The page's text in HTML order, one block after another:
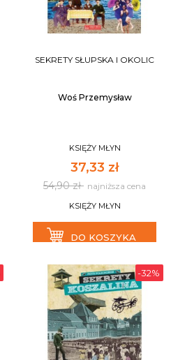
SEKRETY SŁUPSKA I OKOLIC
Woś Przemysław
KSIĘŻY MŁYN
37,33 zł
54,90 zł najniższa cena
KSIĘŻY MŁYN
DO KOSZYKA
-32%